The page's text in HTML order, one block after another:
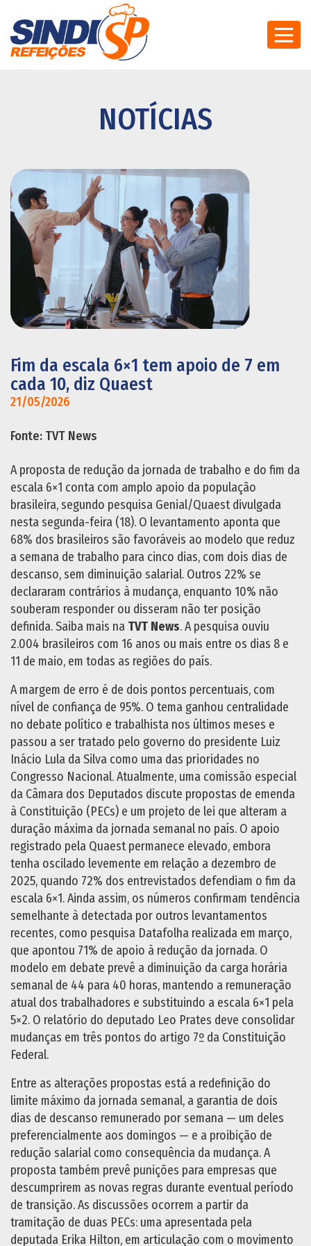
NOTÍCIAS
Fim da escala 6×1 tem apoio de 7 em
cada 10, diz Quaest
21/05/2026
Fonte: TVT News
A proposta de redução da jornada de trabalho e do fim da
escala 6×1 conta com amplo apoio da população
brasileira, segundo pesquisa Genial/Quaest divulgada
nesta segunda-feira (18). O levantamento aponta que
68% dos brasileiros são favoráveis ao modelo que reduz
a semana de trabalho para cinco dias, com dois dias de
descanso, sem diminuição salarial. Outros 22% se
declararam contrários à mudança, enquanto 10% não
souberam responder ou disseram não ter posição
definida. Saiba mais na TVT News. A pesquisa ouviu
2.004 brasileiros com 16 anos ou mais entre os dias 8 e
11 de maio, em todas as regiões do país.
A margem de erro é de dois pontos percentuais, com
nível de confiança de 95%. O tema ganhou centralidade
no debate político e trabalhista nos últimos meses e
passou a ser tratado pelo governo do presidente Luiz
Inácio Lula da Silva como uma das prioridades no
Congresso Nacional. Atualmente, uma comissão especial
da Câmara dos Deputados discute propostas de emenda
à Constituição (PECs) e um projeto de lei que alteram a
duração máxima da jornada semanal no país. O apoio
registrado pela Quaest permanece elevado, embora
tenha oscilado levemente em relação a dezembro de
2025, quando 72% dos entrevistados defendiam o fim da
escala 6×1. Ainda assim, os números confirmam tendência
semelhante à detectada por outros levantamentos
recentes, como pesquisa Datafolha realizada em março,
que apontou 71% de apoio à redução da jornada. O
modelo em debate prevê a diminuição da carga horária
semanal de 44 para 40 horas, mantendo a remuneração
atual dos trabalhadores e substituindo a escala 6×1 pela
5×2. O relatório do deputado Leo Prates deve consolidar
mudanças em três pontos do artigo 7º da Constituição
Federal.
Entre as alterações propostas está a redefinição do
limite máximo da jornada semanal, a garantia de dois
dias de descanso remunerado por semana — um deles
preferencialmente aos domingos — e a proibição de
redução salarial como consequência da mudança. A
proposta também prevê punições para empresas que
descumprirem as novas regras durante eventual período
de transição. As discussões ocorrem a partir da
tramitação de duas PECs: uma apresentada pela
deputada Erika Hilton, em articulação com o movimento